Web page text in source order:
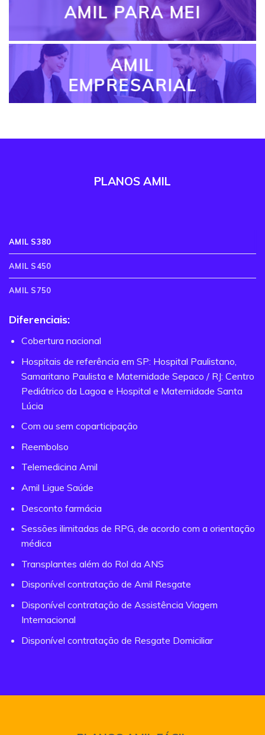
AMIL PARA MEI
AMIL
EMPRESARIAL
PLANOS AMIL
AMIL S380
AMIL S450
AMIL S750
Diferenciais:
Cobertura nacional
Hospitais de referência em SP: Hospital Paulistano,
Samaritano Paulista e Maternidade Sepaco / RJ: Centro
Pediátrico da Lagoa e Hospital e Maternidade Santa
Lúcia
Com ou sem coparticipação
Reembolso
Telemedicina Amil
Amil Ligue Saúde
Desconto farmácia
Sessões ilimitadas de RPG, de acordo com a orientação
médica
Transplantes além do Rol da ANS
Disponível contratação de Amil Resgate
Disponível contratação de Assistência Viagem
Internacional
Disponível contratação de Resgate Domiciliar